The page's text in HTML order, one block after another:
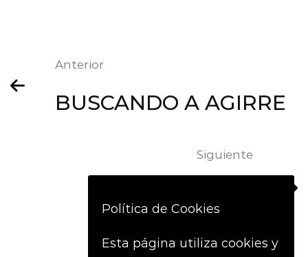
Anterior
BUSCANDO A AGIRRE
Siguiente
KANPINEAN
Política de Cookies
Esta página utiliza cookies y